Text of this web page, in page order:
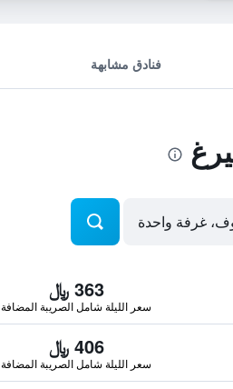
فنادق مشابهة
363 ﷼
سعر الليلة شامل الصريبة المضافة
406 ﷼
سعر الليلة شامل الصريبة المضافة